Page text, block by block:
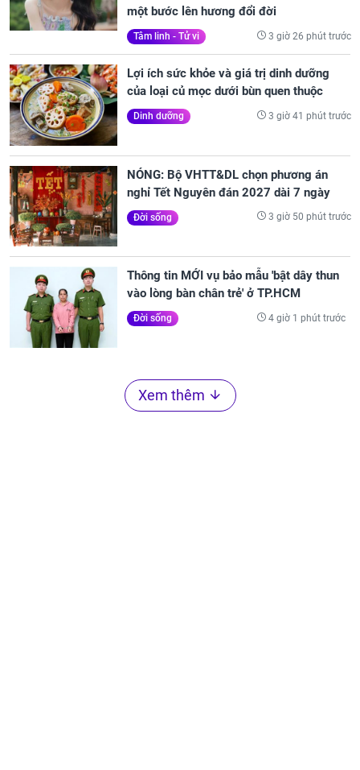
một bước lên hương đổi đời
Tâm linh - Tử vi 3 giờ 26 phút trước
Lợi ích sức khỏe và giá trị dinh dưỡng
của loại củ mọc dưới bùn quen thuộc
Dinh dưỡng 3 giờ 41 phút trước
NÓNG: Bộ VHTT&DL chọn phương án
nghỉ Tết Nguyên đán 2027 dài 7 ngày
Đời sống 3 giờ 50 phút trước
Thông tin MỚI vụ bảo mẫu 'bật dây thun
vào lòng bàn chân trẻ' ở TP.HCM
Đời sống 4 giờ 1 phút trước
Xem thêm